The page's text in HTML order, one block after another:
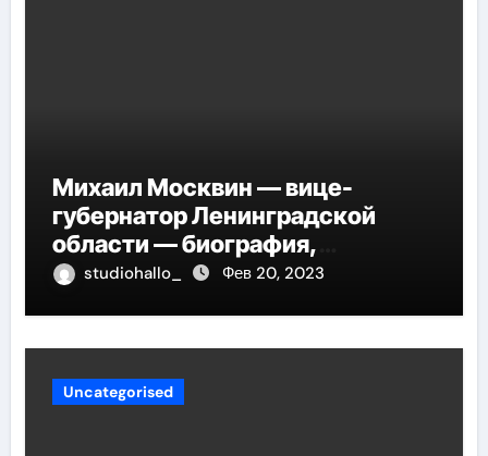
Михаил Москвин — вице-
губернатор Ленинградской
области — биография,
достижения и вклад в развитие
studiohallo_ Фев 20, 2023
Uncategorised